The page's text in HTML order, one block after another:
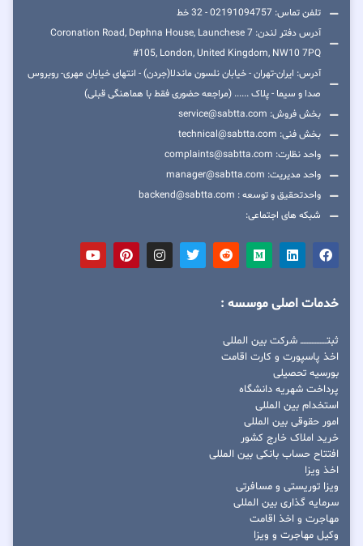
تلفن تماس: 02191094757 - 32 خط
آدرس دفتر لندن: 7 Coronation Road, Dephna House, Launchese
#105, London, United Kingdom, NW10 7PQ
آدرس: ایران-تهران - خیابان نلسون ماندلا(جردن) - انتهای خیابان مهری- روبروس
صدا و سیما - پلاک ...... (مراجعه حضوری فقط با هماهنگی قبلی)
بخش فروش: service@sabtta.com
بخش فنی: technical@sabtta.com
واحد نظارت: complaints@sabtta.com
واحد مدیریت: manager@sabtta.com
واحدتحقیق و توسعه : backend@sabtta.com
شبکه های اجتماعی:
خدمات اصلی موسسه :
ثبتــــــــــــــــ شرکت بین المللی
اخذ پاسپورت و کارت اقامت
بورسیه تحصیلی
پرداخت شهریه دانشگاه
استخدام بین المللی
امور حقوقی بین المللی
خرید املاک خارج کشور
افتتاح حساب بانکی بین المللی
اخذ ویزا
ویزا توریستی و مسافرتی
سرمایه گذاری بین المللی
مهاجرت و اخذ اقامت
وکیل مهاجرت و ویزا